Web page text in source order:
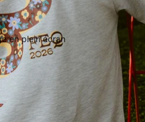
en plein écran